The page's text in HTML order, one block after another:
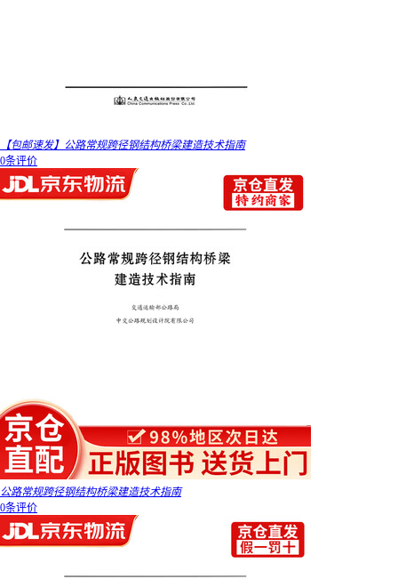
【包邮速发】公路常规跨径钢结构桥梁建造技术指南
0条评价
公路常规跨径钢结构桥梁建造技术指南
0条评价